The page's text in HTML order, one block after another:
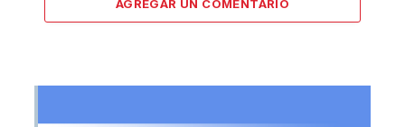
AGREGAR UN COMENTARIO